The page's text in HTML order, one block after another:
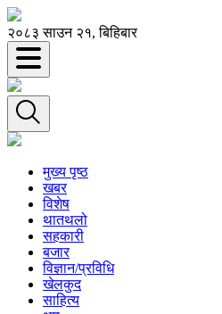
२०८३ साउन २१, बिहिबार
मुख्य पृष्ठ
खबर
विशेष
थातथलो
सहकारी
बजार
विज्ञान/प्रविधि
खेलकुद
साहित्य